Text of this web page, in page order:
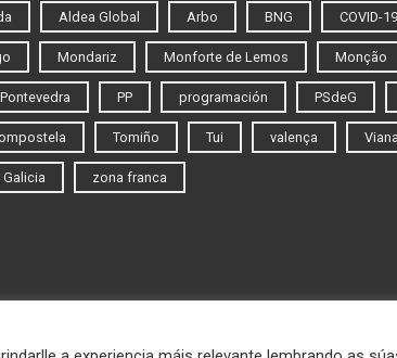
Aldea Global Arbo BNG COVID-19
Mondariz Monforte de Lemos Monção
Pontevedra PP programación PSdeG
Tomiño Tui valença
zona franca